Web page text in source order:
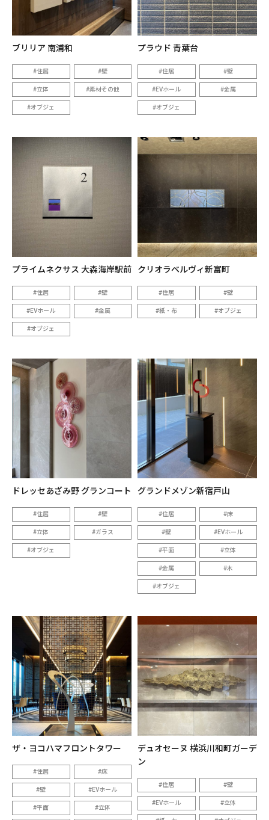
ブリリア 南浦和
住居 壁
立体 素材その他
オブジェ
プラウド 青葉台
住居 壁
EVホール 金属
オブジェ
プライムネクサス 大森海岸駅前
住居 壁
EVホール 金属
オブジェ
クリオラベルヴィ新富町
住居 壁
紙・布 オブジェ
ドレッセあざみ野 グランコート
住居 壁
立体 ガラス
オブジェ
グランドメゾン新宿戸山
住居 床
壁 EVホール
平面 立体
金属 木
オブジェ
ザ・ヨコハマフロントタワー
住居 床
壁 EVホール
平面 立体
デュオセーヌ 横浜川和町ガーデ
ン
住居 壁
EVホール 立体